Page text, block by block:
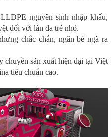
nguyên sinh nhập khẩu,
đối với làn da trẻ nhỏ.
chắc chắn, ngăn bé ngã ra
chuyền sản xuất hiện đại tại Việt
tiêu chuẩn cao.